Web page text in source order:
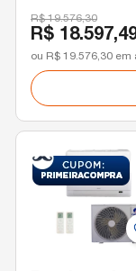
R$ 19.576,30
R$
ou R$ 19.576,30 em